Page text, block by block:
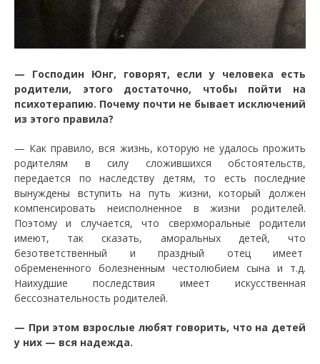
— Господин Юнг, говорят, если у человека есть
родители, этого достаточно, чтобы пойти на
психотерапию. Почему почти не бывает исключений
из этого правила?
— Как правило, вся жизнь, которую не удалось прожить
родителям в силу сложившихся обстоятельств,
передается по наследству детям, то есть последние
вынуждены вступить на путь жизни, который должен
компенсировать неисполненное в жизни родителей.
Поэтому и случается, что сверхморальные родители
имеют, так сказать, аморальных детей, что
безответственный и праздный отец имеет
обремененного болезненным честолюбием сына и т.д.
Наихудшие последствия имеет искусственная
бессознательность родителей.
— При этом взрослые любят говорить, что на детей
у них — вся надежда.